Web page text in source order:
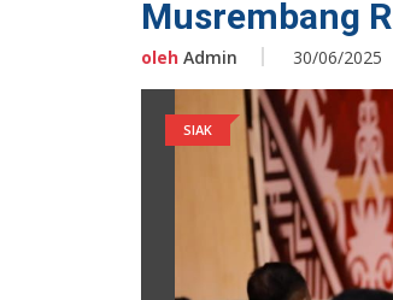
Musrembang
oleh Admin 30/06/2025
SIAK